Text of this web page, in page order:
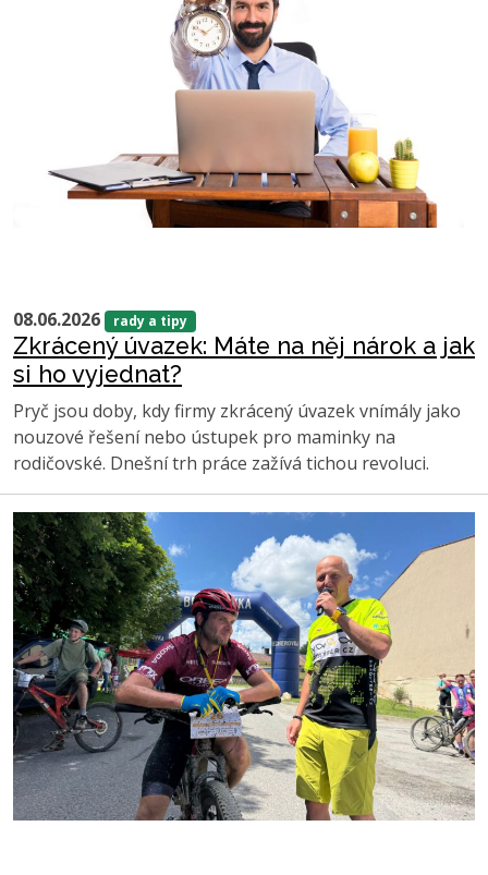
08.06.2026 rady a tipy
Zkrácený úvazek: Máte na něj nárok a jak
si ho vyjednat?
Pryč jsou doby, kdy firmy zkrácený úvazek vnímály jako
nouzové řešení nebo ústupek pro maminky na
rodičovské. Dnešní trh práce zažívá tichou revoluci.